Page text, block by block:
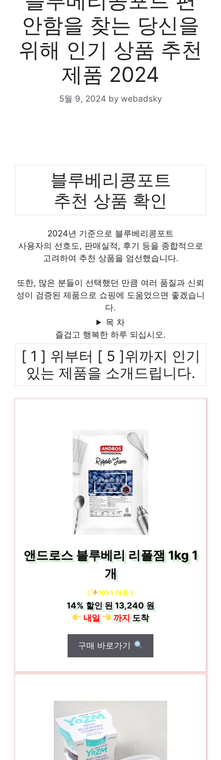
안함을 찾는 당신을
위해 인기 상품 추천
제품 2024
5월 9, 2024 by webadsky
블루베리콩포트
추천 상품 확인
2024년 기준으로 블루베리콩포트
사용자의 선호도, 판매실적, 후기 등을 종합적으로
고려하여 추천 상품을 엄선했습니다.
또한, 많은 분들이 선택했던 만큼 여러 품질과 신뢰
성이 검증된 제품으로 쇼핑에 도움었으면 좋겠습니
다.
목 차
즐겁고 행복한 하루 되십시오.
[ 1 ] 위부터 [ 5 ]위까지 인기
있는 제품을 소개드립니다.
앤드로스 블루베리 리플잼 1kg 1
개
[ NO.1 제품 ]
14% 할인 된13,240 원
내일
까지도착
구매 바로가기